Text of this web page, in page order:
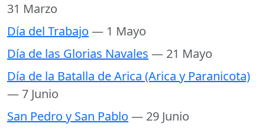
31 Marzo
Día del Trabajo — 1 Mayo
Día de las Glorias Navales — 21 Mayo
Día de la Batalla de Arica (Arica y Paranicota)
— 7 Junio
San Pedro y San Pablo — 29 Junio